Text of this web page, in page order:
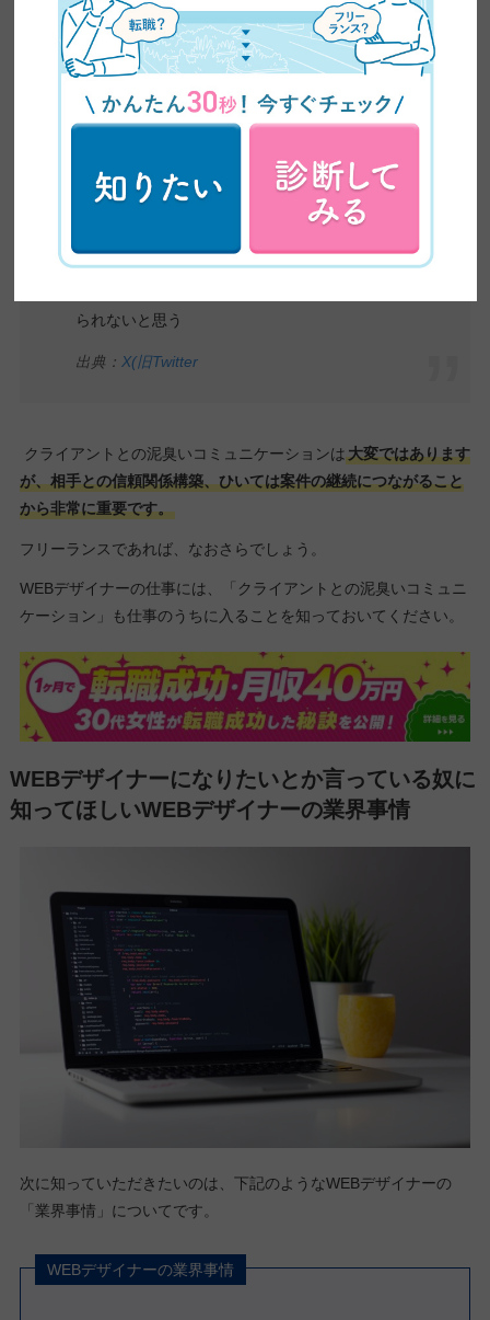
テーマを開発し、今試用していただいています。
出典：X(旧Twitter)
デザイナー、目指すのかんたんなんだけど、非デ
ザイナーからのフィードバックにいかに耐えられ
し続けないと死ぬ、みたいなところがあるので、
られないと思う
出典： X(旧Twitter
クライアントとの泥臭いコミュニケーションは大変ではあります
が、相手との信頼関係構築、ひいては案件の継続につながること
から非常に重要です。
フリーランスであれば、なおさらでしょう。
WEBデザイナーの仕事には、「クライアントとの泥臭いコミュニ
ケーション」も仕事のうちに入ることを知っておいてください。
WEBデザイナーになりたいとか言っている奴に
知ってほしいWEBデザイナーの業界事情
次に知っていただきたいのは、下記のようなWEBデザイナーの
「業界事情」についてです。
WEBデザイナーの業界事情